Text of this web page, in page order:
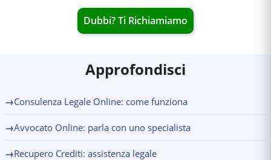
Dubbi? Ti Richiamiamo
Approfondisci
→Consulenza Legale Online: come funziona
→Avvocato Online: parla con uno specialista
→Recupero Crediti: assistenza legale